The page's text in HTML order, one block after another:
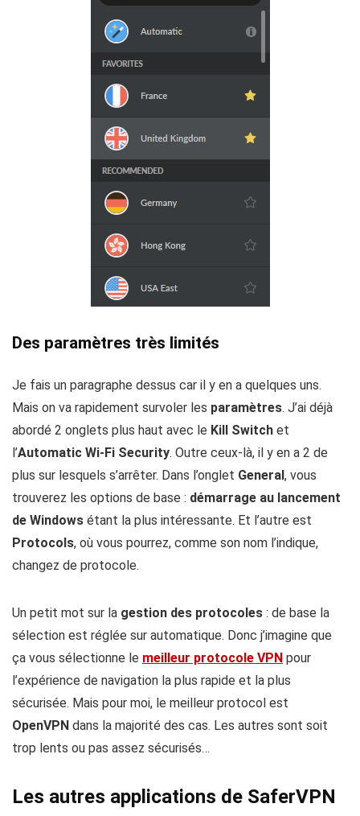
Des paramètres très limités
Je fais un paragraphe dessus car il y en a quelques uns.
Mais on va rapidement survoler les paramètres. J’ai déjà
abordé 2 onglets plus haut avec le Kill Switch et
l’Automatic Wi-Fi Security. Outre ceux-là, il y en a 2 de
plus sur lesquels s’arrêter. Dans l’onglet General , vous
trouverez les options de base : démarrage au lancement
de Windows étant la plus intéressante. Et l’autre est
Protocols, où vous pourrez, comme son nom l’indique,
changez de protocole.
Un petit mot sur la gestion des protocoles : de base la
sélection est réglée sur automatique. Donc j’imagine que
ça vous sélectionne le meilleur protocole VPN pour
l’expérience de navigation la plus rapide et la plus
sécurisée. Mais pour moi, le meilleur protocol est
OpenVPN dans la majorité des cas. Les autres sont soit
trop lents ou pas assez sécurisés…
Les autres applications de SaferVPN